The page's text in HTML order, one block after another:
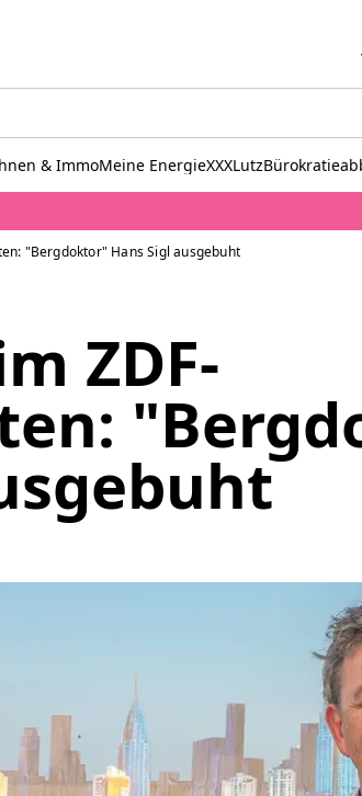
& ImmoMeine EnergieXXXLutz
"Bergdoktor" Hans Sigl ausgebuht
ZDF-